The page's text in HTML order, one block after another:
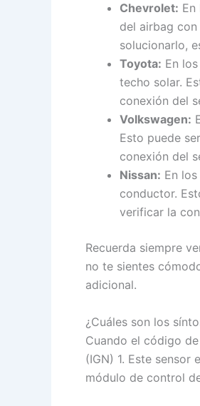
Chevrolet:
del airbag
solucionarlo,
Toyota: En
techo solar.
conexión del
Volkswagen:
Esto puede
conexión del
Nissan: En
conductor.
verificar la
Recuerda siempre
no te sientes
adicional.
¿Cuáles son los
Cuando el código
(IGN) 1. Este
módulo de control